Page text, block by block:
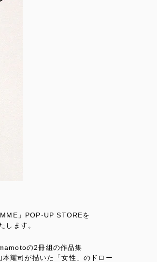
」POP-UP STOREを
します。
の2冊組の作品集
本耀司が描いた「女性」のドロー